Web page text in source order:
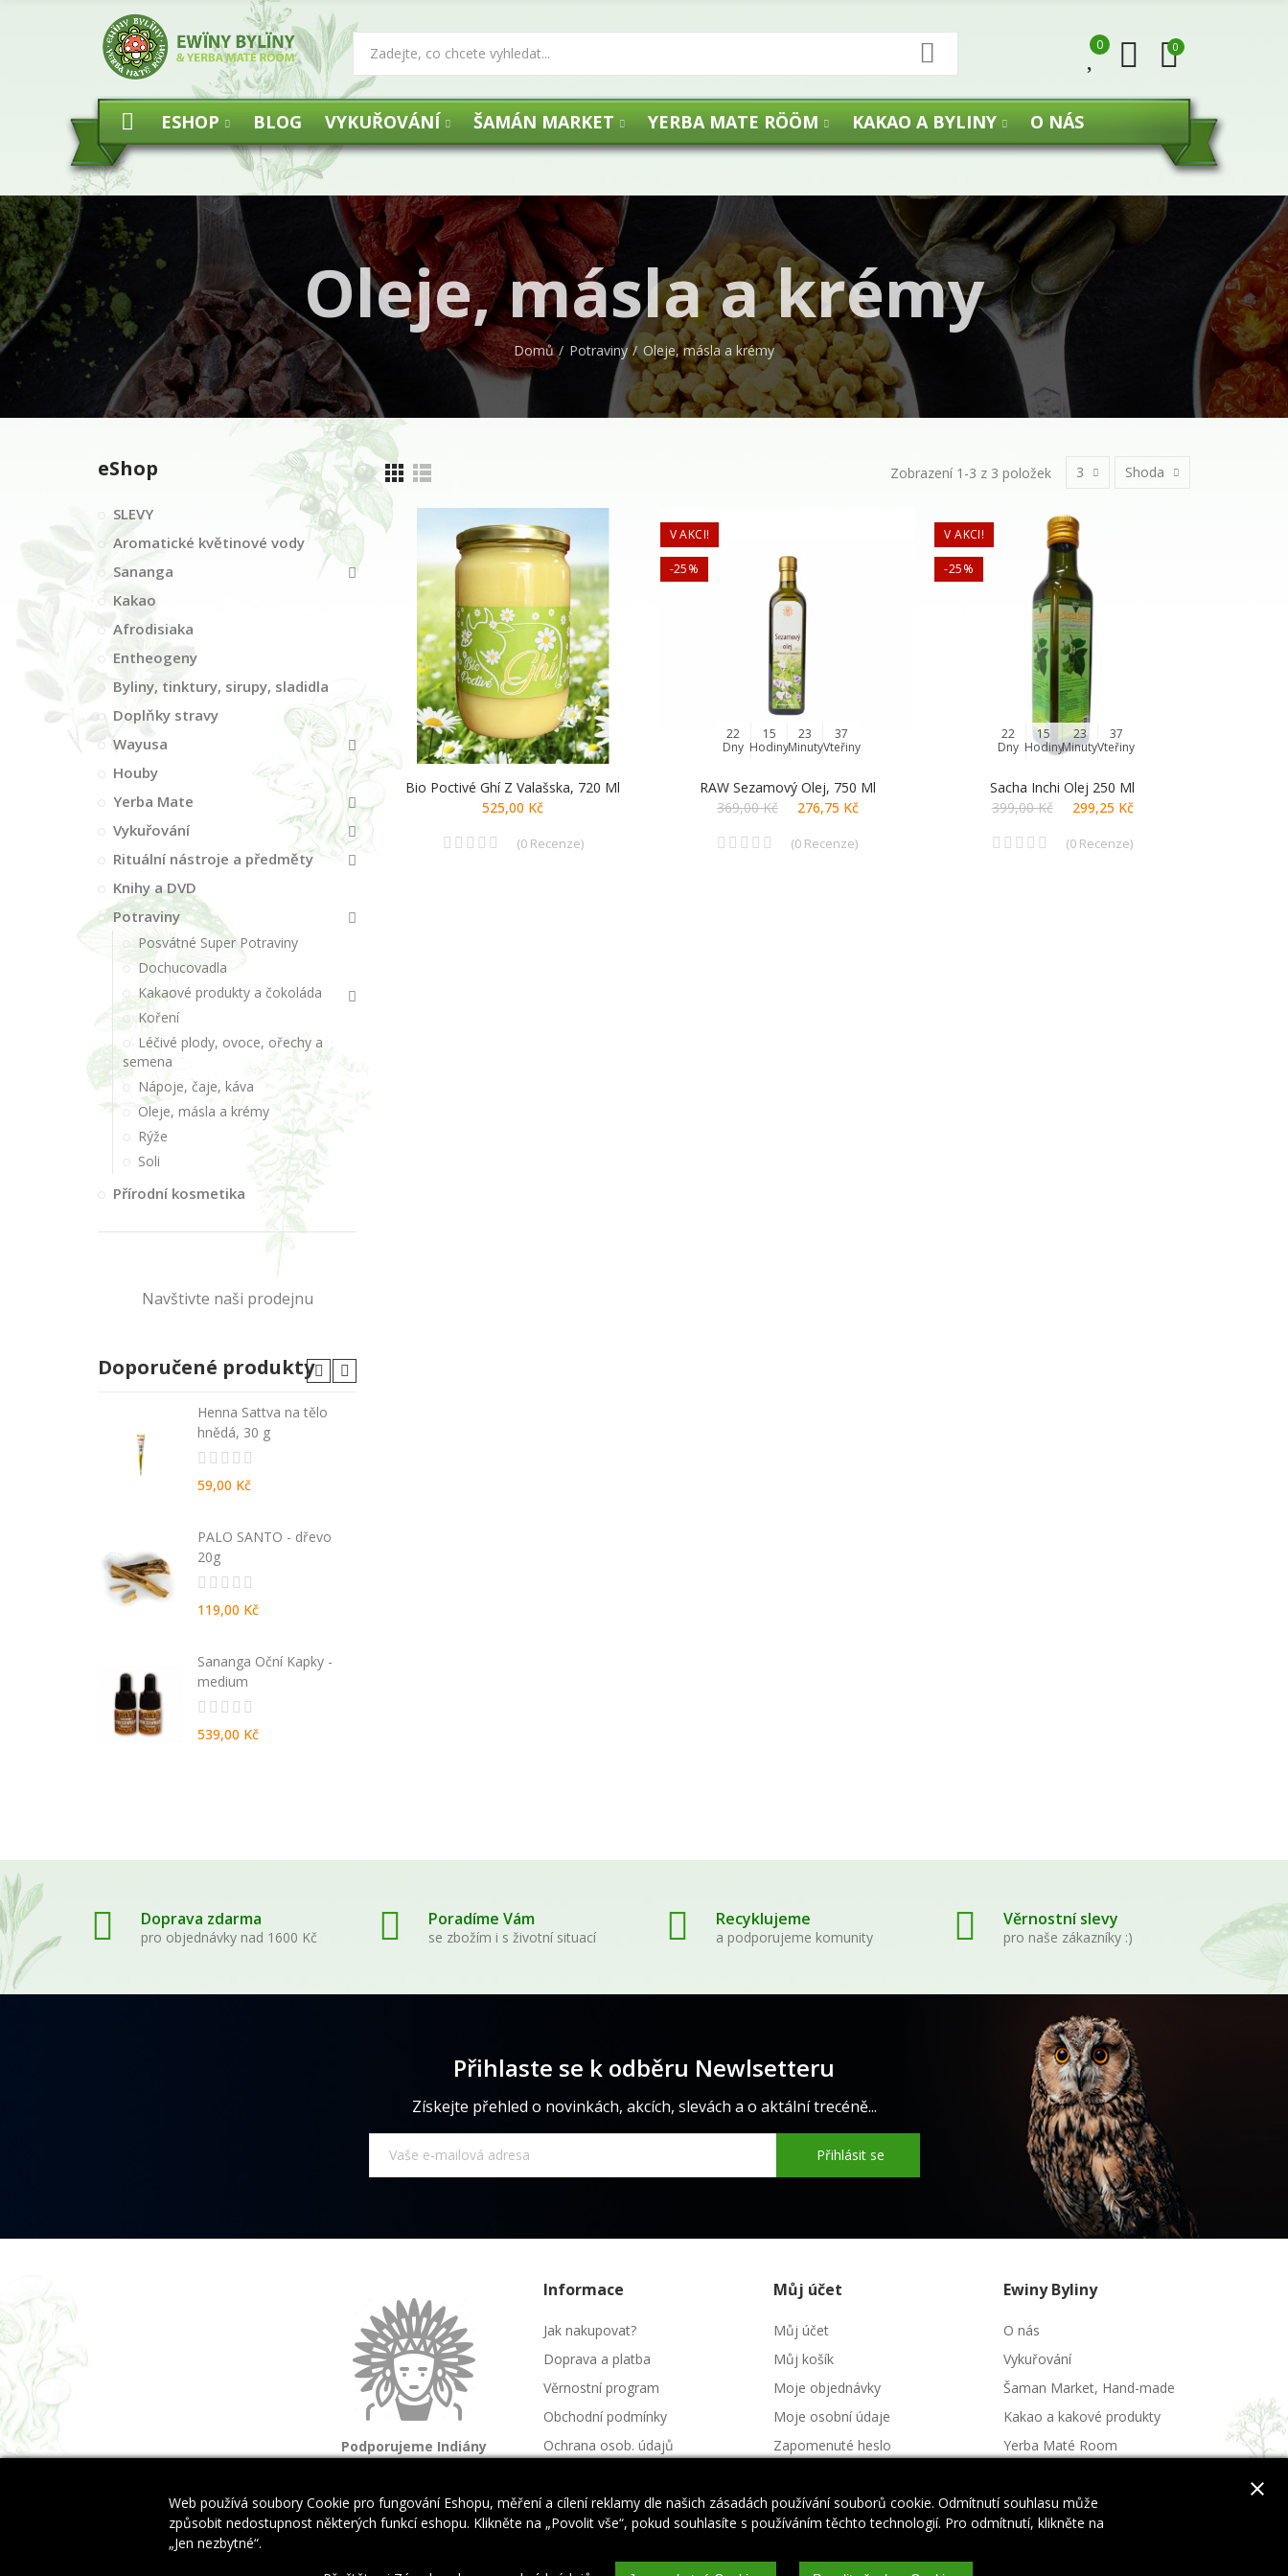
0 0
ESHOP BLOG VYKUŘOVÁNÍ ŠAMÁN MARKET YERBA MATE RÖÖM KAKAO A BYLINY O NÁS
Oleje, másla a krémy
Domů Potraviny Oleje, másla a krémy
Zobrazení 1-3 z 3 položek 3 Shoda
Bio Poctivé Ghí Z Valašska, 720 Ml
525,00 Kč
(0Recenze)
V AKCI!
-25%
22
Dny
15
Hodiny
23
Minuty
36
Vteřiny
RAW Sezamový Olej, 750 Ml
369,00 Kč
276,75 Kč
(0 Recenze)
V AKCI!
-25%
22
Dny
15
Hodiny
23
Minuty
36
Vteřiny
Sacha Inchi Olej 250 Ml
399,00 Kč
299,25 Kč
(0 Recenze)
eShop
SLEVY
Aromatické květinové vody
Sananga
Kakao
Afrodisiaka
Entheogeny
Byliny, tinktury, sirupy, sladidla
Doplňky stravy
Wayusa
Houby
Yerba Mate
Vykuřování
Rituální nástroje a předměty
Knihy a DVD
Potraviny
Posvátné Super Potraviny
Dochucovadla
Kakaové produkty a čokoláda
Koření
Léčivé plody, ovoce, ořechy a
semena
Nápoje, čaje, káva
Oleje, másla a krémy
Rýže
Soli
Přírodní kosmetika
Navštivte naši prodejnu
Doporučené produkty
Henna Sattva na tělo
hnědá, 30 g
59,00 Kč
PALO SANTO - dřevo
20g
119,00 Kč
Sananga Oční Kapky -
medium
539,00 Kč
Doprava zdarma
pro objednávky nad 1600 Kč
Poradíme Vám
se zbožím i s životní situací
Recyklujeme
a podporujeme komunity
Věrnostní slevy
pro naše zákazníky :)
Přihlaste se k odběru Newlsetteru
Získejte přehled o novinkách, akcích, slevách a o aktální trecéně...
Přihlásit se
Podporujeme Indiány
a domorodé kmeny
Informace
Jak nakupovat?
Doprava a platba
Věrnostní program
Obchodní podmínky
Ochrana osob. údajů
Můj účet
Můj účet
Můj košík
Moje objednávky
Moje osobní údaje
Zapomenuté heslo
Ewiny Byliny
O nás
Vykuřování
Šaman Market, Hand-made
Kakao a kakové produkty
Yerba Maté Room
Copyright © 2024 EwinyByliny.cz. All Rights Reserved.
close
Web používá soubory Cookie pro fungování Eshopu, měření a cílení reklamy dle našich zásadách používání souborů cookie. Odmítnutí souhlasu může
způsobit nedostupnost některých funkcí eshopu. Klikněte na „Povolit vše“, pokud souhlasíte s používáním těchto technologií. Pro odmítnutí, klikněte na
„Jen nezbytné“.